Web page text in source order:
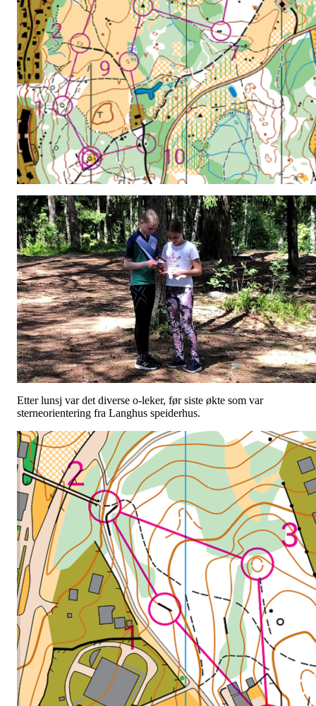
Etter lunsj var det diverse o-leker, før siste økte som var
sterneorientering fra Langhus speiderhus.